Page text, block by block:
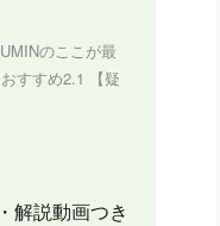
のここが最
すすめ2.1 【疑
解説動画つき